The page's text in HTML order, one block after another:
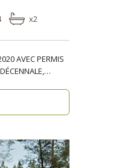
x2
AVEC PERMIS